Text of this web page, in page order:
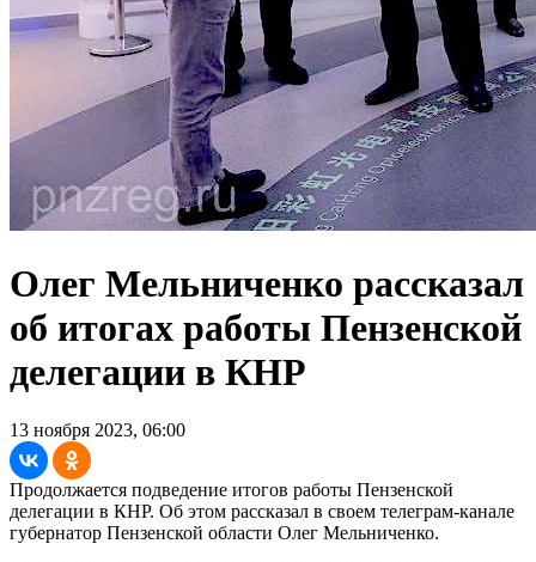
Олег Мельниченко рассказал
об итогах работы Пензенской
делегации в КНР
13 ноября 2023, 06:00
Продолжается подведение итогов работы Пензенской
делегации в КНР. Об этом рассказал в своем телеграм-канале
губернатор Пензенской области Олег Мельниченко.